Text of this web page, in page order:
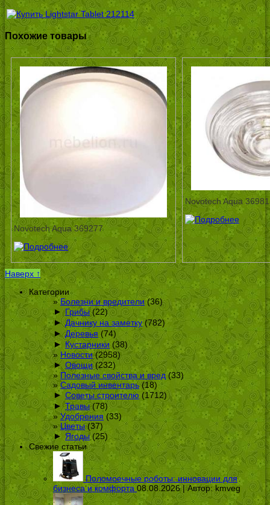
Похожие товары
Novotech Aqua 369277
Novotech Aqua
Наверх ↑
Категории
Болезни и вредители (36)
► Грибы(22)
► Дачнику на заметку(782)
► Деревья (74)
► Кустарники (38)
Новости(2958)
► Овощи(232)
Полезные свойства и вред(33)
Садовый инвентарь(18)
► Советы строителю (1712)
► Травы(78)
Удобрения (33)
Цветы(37)
► Ягоды(25)
Свежие статьи
Поломоечные роботы: инновации для
бизнеса и комфорта 08.08.2026 | Автор:kmveg